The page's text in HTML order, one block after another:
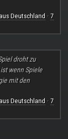
Deutschland · 7
droht zu
wenn Spiele
mit den
Deutschland · 7